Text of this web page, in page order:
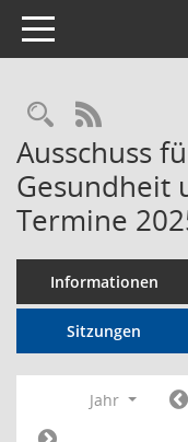
Toggle navigation
RSS-
Ausschuss
Gesundheit
Termine
Informationen
Sitzungen
Jahr